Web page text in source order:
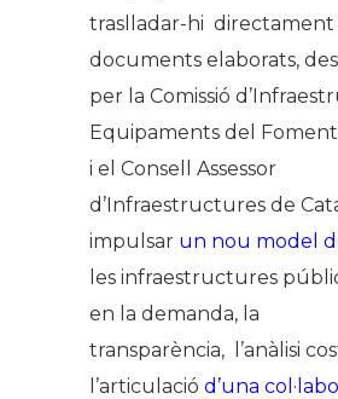
traslladar-hi directament
documents elaborats,
per la Comissió
Equipaments del Foment
i el Consell Assessor
d’Infraestructures de
impulsar un nou model
les infraestructures
en la demanda, la
transparència, l’anàlisi
l’articulació d’una